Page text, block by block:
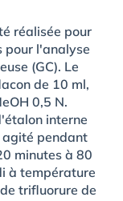
réalisée pour
pour l'analyse
(GC). Le
de 10 ml,
0,5 N.
interne
agité pendant
minutes à 80
à température
trifluorure de